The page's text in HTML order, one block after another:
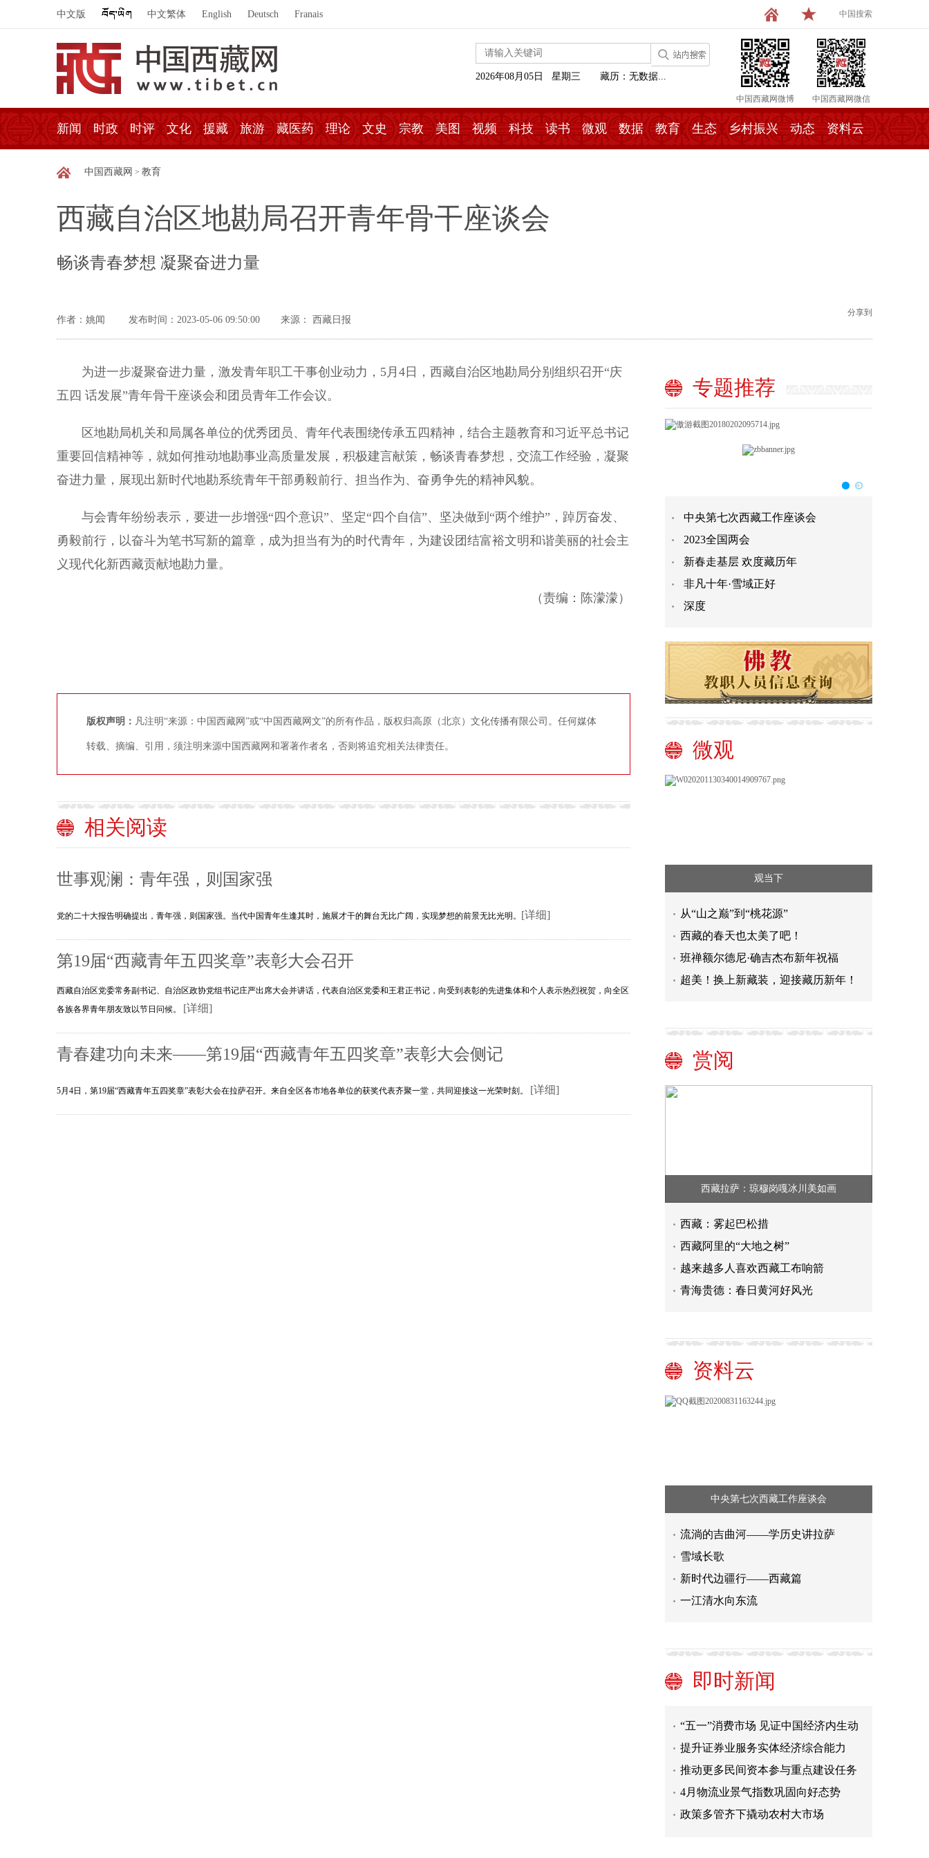
中文版 中文繁体 English Deutsch Franais 中国搜索
中国西藏网微博 中国西藏网微信
2026年08月05日 星期三 藏历：无数据...
新闻 时政 时评 文化 援藏 旅游 藏医药 理论 文史 宗教 美图 视频 科技 读书 微观 数据 教育 生态 乡村振兴 动态 资料云
中国西藏网 > 教育
西藏自治区地勘局召开青年骨干座谈会
畅谈青春梦想 凝聚奋进力量
作者：姚闻 发布时间：2023-05-06 09:50:00 来源： 西藏日报
分享到
为进一步凝聚奋进力量，激发青年职工干事创业动力，5月4日，西藏自治区地勘局分别组织召开“庆
五四 话发展”青年骨干座谈会和团员青年工作会议。
区地勘局机关和局属各单位的优秀团员、青年代表围绕传承五四精神，结合主题教育和习近平总书记
重要回信精神等，就如何推动地勘事业高质量发展，积极建言献策，畅谈青春梦想，交流工作经验，凝聚
奋进力量，展现出新时代地勘系统青年干部勇毅前行、担当作为、奋勇争先的精神风貌。
与会青年纷纷表示，要进一步增强“四个意识”、坚定“四个自信”、坚决做到“两个维护”，踔厉奋发、
勇毅前行，以奋斗为笔书写新的篇章，成为担当有为的时代青年，为建设团结富裕文明和谐美丽的社会主
义现代化新西藏贡献地勘力量。
（责编：陈濛濛）
版权声明： 凡注明“来源：中国西藏网”或“中国西藏网文”的所有作品，版权归高原（北京）文化传播有限公司。任何媒体
转载、摘编、引用，须注明来源中国西藏网和署著作者名，否则将追究相关法律责任。
相关阅读
世事观澜：青年强，则国家强
党的二十大报告明确提出，青年强，则国家强。当代中国青年生逢其时，施展才干的舞台无比广阔，实现梦想的前景无比光明。 [详细]
第19届“西藏青年五四奖章”表彰大会召开
西藏自治区党委常务副书记、自治区政协党组书记庄严出席大会并讲话，代表自治区党委和王君正书记，向受到表彰的先进集体和个人表示热烈祝贺，向全区
各族各界青年朋友致以节日问候。 [详细]
青春建功向未来——第19届“西藏青年五四奖章”表彰大会侧记
5月4日，第19届“西藏青年五四奖章”表彰大会在拉萨召开。来自全区各市地各单位的获奖代表齐聚一堂，共同迎接这一光荣时刻。 [详细]
专题推荐
中央第七次西藏工作座谈会
2023全国两会
新春走基层 欢度藏历年
非凡十年·雪域正好
深度
微观
观当下
从“山之巅”到“桃花源”
西藏的春天也太美了吧！
班禅额尔德尼·确吉杰布新年祝福
超美！换上新藏装，迎接藏历新年！
赏阅
西藏拉萨：琼穆岗嘎冰川美如画
西藏：雾起巴松措
西藏阿里的“大地之树”
越来越多人喜欢西藏工布响箭
青海贵德：春日黄河好风光
资料云
中央第七次西藏工作座谈会
流淌的吉曲河——学历史讲拉萨
雪域长歌
新时代边疆行——西藏篇
一江清水向东流
即时新闻
青藏高原生态保护典型案例
怠于履责致外来物种侵害蔓延 云南一
镇政府被诉
中外青年热议生成式AI的局限
数据跨境流动的国际治理